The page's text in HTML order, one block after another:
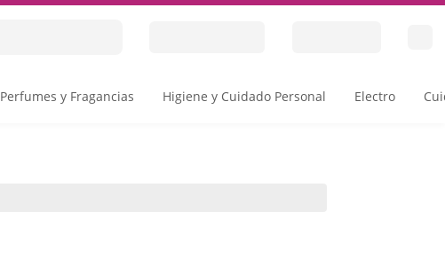
Perfumes y Fragancias Higiene y Cuidado Personal Electro